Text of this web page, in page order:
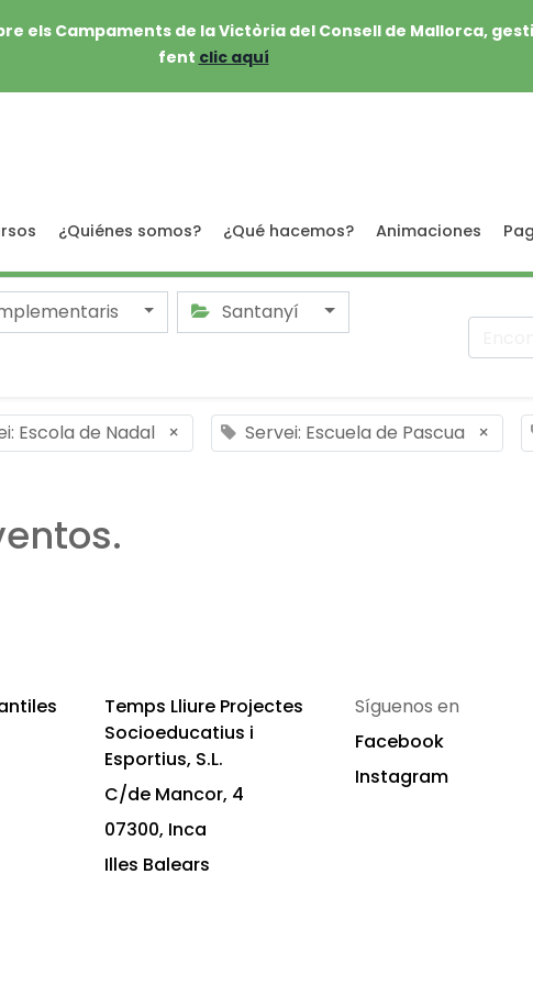
els Campaments de la Victòria del Consell de Mallorca,
fent clic aquí
¿Quiénes somos? ¿Qué hacemos? Animaciones
Santanyí
Escola de Nadal × Servei: Escuela de Pascua ×
Temps Lliure Projectes
Socioeducatius i
Esportius, S.L.
C/de Mancor, 4
07300, Inca
Illes Balears
Síguenos en
Facebook
Instagram